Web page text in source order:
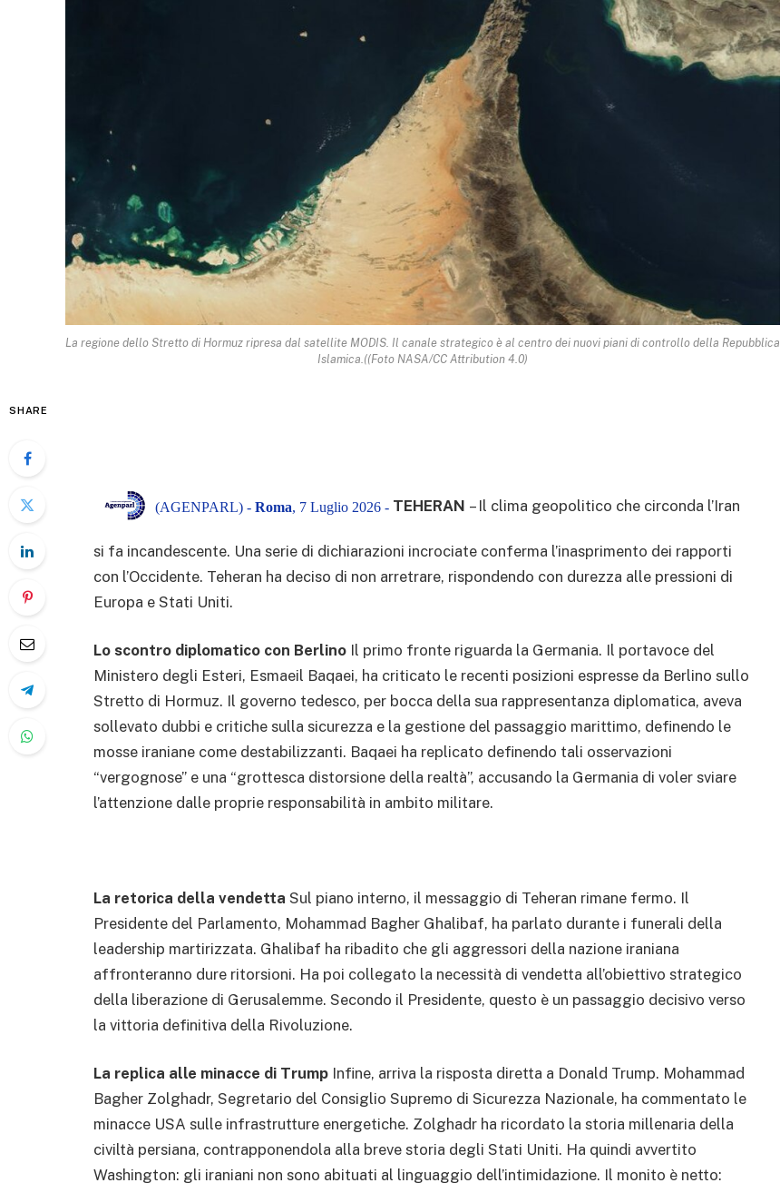
La regione dello Stretto di Hormuz ripresa dal satellite MODIS. Il canale strategico è al centro dei nuovi piani di controllo della Repubblica
Islamica.((Foto NASA/CC Attribution 4.0)
SHARE
(AGENPARL) - Roma, 7 Luglio 2026 - TEHERAN – Il clima geopolitico che circonda l’Iran
si fa incandescente. Una serie di dichiarazioni incrociate conferma l’inasprimento dei rapporti
con l’Occidente. Teheran ha deciso di non arretrare, rispondendo con durezza alle pressioni di
Europa e Stati Uniti.
Lo scontro diplomatico con Berlino Il primo fronte riguarda la Germania. Il portavoce del
Ministero degli Esteri, Esmaeil Baqaei, ha criticato le recenti posizioni espresse da Berlino sullo
Stretto di Hormuz. Il governo tedesco, per bocca della sua rappresentanza diplomatica, aveva
sollevato dubbi e critiche sulla sicurezza e la gestione del passaggio marittimo, definendo le
mosse iraniane come destabilizzanti. Baqaei ha replicato definendo tali osservazioni
“vergognose” e una “grottesca distorsione della realtà”, accusando la Germania di voler sviare
l’attenzione dalle proprie responsabilità in ambito militare.
La retorica della vendetta Sul piano interno, il messaggio di Teheran rimane fermo. Il
Presidente del Parlamento, Mohammad Bagher Ghalibaf, ha parlato durante i funerali della
leadership martirizzata. Ghalibaf ha ribadito che gli aggressori della nazione iraniana
affronteranno dure ritorsioni. Ha poi collegato la necessità di vendetta all’obiettivo strategico
della liberazione di Gerusalemme. Secondo il Presidente, questo è un passaggio decisivo verso
la vittoria definitiva della Rivoluzione.
La replica alle minacce di Trump Infine, arriva la risposta diretta a Donald Trump. Mohammad
Bagher Zolghadr, Segretario del Consiglio Supremo di Sicurezza Nazionale, ha commentato le
minacce USA sulle infrastrutture energetiche. Zolghadr ha ricordato la storia millenaria della
civiltà persiana, contrapponendola alla breve storia degli Stati Uniti. Ha quindi avvertito
Washington: gli iraniani non sono abituati al linguaggio dell’intimidazione. Il monito è netto: